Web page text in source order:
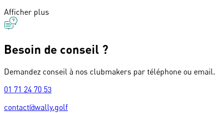
Afficher plus
Besoin de conseil ?
Demandez conseil à nos clubmakers par téléphone ou email.
01 71 24 70 53
contact@wally.golf